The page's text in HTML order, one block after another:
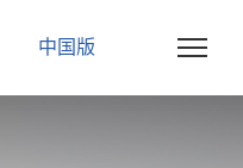
中国版